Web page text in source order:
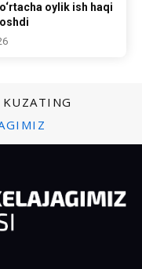
oylik ish haqi